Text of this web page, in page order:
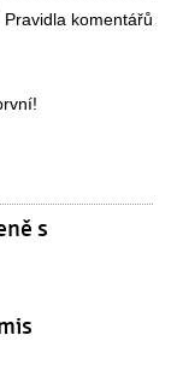
Pravidla komentářů
s